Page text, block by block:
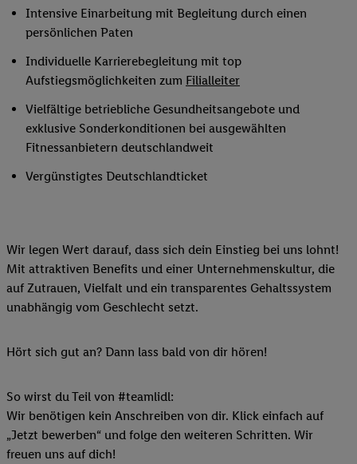
Intensive Einarbeitung mit Begleitung durch einen
persönlichen Paten
Individuelle Karrierebegleitung mit top
Aufstiegsmöglichkeiten zum Filialleiter
Vielfältige betriebliche Gesundheitsangebote und
exklusive Sonderkonditionen bei ausgewählten
Fitnessanbietern deutschlandweit
Vergünstigtes Deutschlandticket
Wir legen Wert darauf, dass sich dein Einstieg bei uns lohnt!
Mit attraktiven Benefits und einer Unternehmenskultur, die
auf Zutrauen, Vielfalt und ein transparentes Gehaltssystem
unabhängig vom Geschlecht setzt.
Hört sich gut an? Dann lass bald von dir hören!
So wirst du Teil von #teamlidl:
Wir benötigen kein Anschreiben von dir. Klick einfach auf
„Jetzt bewerben“ und folge den weiteren Schritten. Wir
freuen uns auf dich!